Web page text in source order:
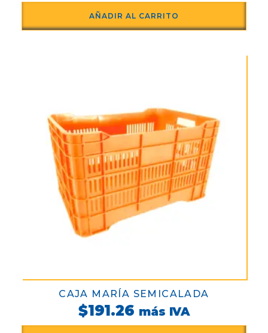
AÑADIR AL CARRITO
CAJA MARÍA SEMICALADA
$191.26 más IVA